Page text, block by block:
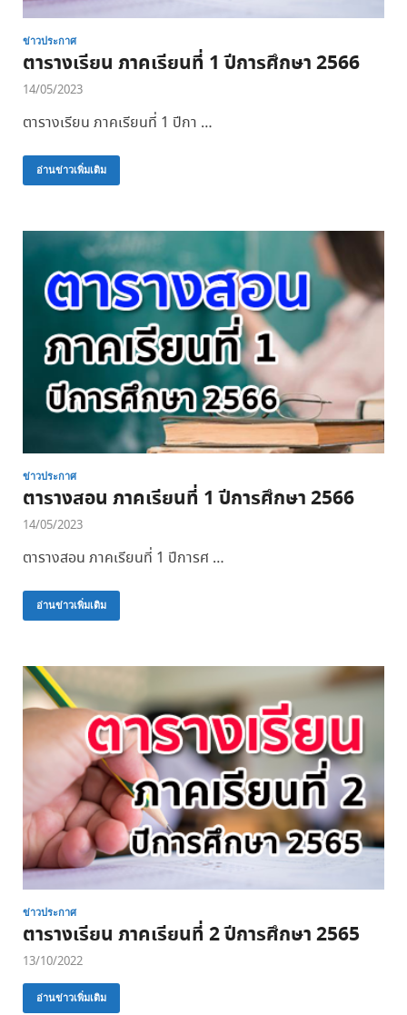
ข่าวประกาศ
ตารางเรียน ภาคเรียนที่ 1 ปีการศึกษา 2566
14/05/2023
ตารางเรียน ภาคเรียนที่ 1 ปีกา …
อ่านข่าวเพิ่มเติม
ข่าวประกาศ
ตารางสอน ภาคเรียนที่ 1 ปีการศึกษา 2566
14/05/2023
ตารางสอน ภาคเรียนที่ 1 ปีการศ …
อ่านข่าวเพิ่มเติม
ข่าวประกาศ
ตารางเรียน ภาคเรียนที่ 2 ปีการศึกษา 2565
13/10/2022
อ่านข่าวเพิ่มเติม